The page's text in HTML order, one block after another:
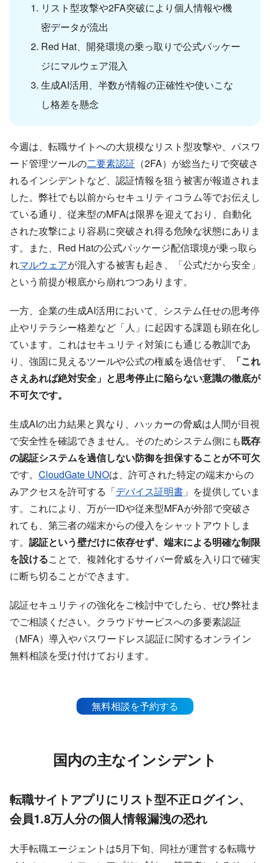
リスト型攻撃や2FA突破により個人情報や機
密データが流出
Red Hat、開発環境の乗っ取りで公式パッケー
ジにマルウェア混入
生成AI活用、半数が情報の正確性や使いこな
し格差を懸念
今週は、転職サイトへの大規模なリスト型攻撃や、パスワ
ード管理ツールの二要素認証 （2FA）が総当たりで突破さ
れるインシデントなど、認証情報を狙う被害が報道されま
した。弊社でも以前からセキュリティコラム等でお伝えし
ている通り、従来型のMFAは限界を迎えており、自動化
された攻撃により容易に突破され得る危険な状態にありま
す。また、Red Hatの公式パッケージ配信環境が乗っ取ら
れマルウェアが混入する被害も起き、「公式だから安全」
という前提が根底から崩れつつあります。
一方、企業の生成AI活用において、システム任せの思考停
止やリテラシー格差など「人」に起因する課題も顕在化し
ています。これはセキュリティ対策にも通じる教訓であ
り、強固に見えるツールや公式の権威を過信せず、
「これ
さえあれば絶対安全」と思考停止に陥らない意識の徹底が
不可欠です。
生成AIの出力結果と異なり、ハッカーの脅威は人間が目視
で安全性を確認できません。そのためシステム側にも既存
の認証システムを過信しない防御を担保することが不可欠
です。 CloudGate UNOは、許可された特定の端末からの
みアクセスを許可する「デバイス証明書 」を提供していま
す。これにより、万が一IDや従来型MFAが外部で突破さ
れても、第三者の端末からの侵入をシャットアウトしま
す。 認証という壁だけに依存せず、端末による明確な制限
を設けることで、複雑化するサイバー脅威を入り口で確実
に断ち切ることができます。
認証セキュリティの強化をご検討中でしたら、ぜひ弊社ま
でご相談ください。クラウドサービスへの多要素認証
（MFA）導入やパスワードレス認証に関するオンライン
無料相談を受け付けております。
無料相談を予約する
国内の主なインシデント
転職サイトアプリにリスト型不正ログイン、
会員1.8万人分の個人情報漏洩の恐れ
大手転職エージェントは5月下旬、同社が運営する転職サ